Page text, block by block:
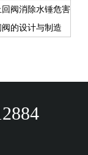
阀消除水锤危害
的设计与制造